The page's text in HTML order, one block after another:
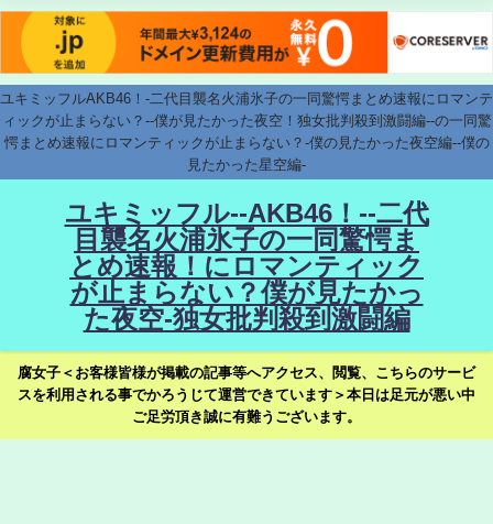
ユキミッフルAKB46！-二代目襲名火浦氷子の一同驚愕まとめ速報にロマンテ
ィックが止まらない？--僕が見たかった夜空！独女批判殺到激闘編--の一同驚
愕まとめ速報にロマンティックが止まらない？-僕の見たかった夜空編--僕の
見たかった星空編-
ユキミッフル--AKB46！--二代
目襲名火浦氷子の一同驚愕ま
とめ速報！にロマンティック
が止まらない？僕が見たかっ
た夜空-独女批判殺到激闘編
腐女子＜お客様皆様が掲載の記事等へアクセス、閲覧、こちらのサービ
スを利用される事でかろうじて運営できています＞本日は足元が悪い中
ご足労頂き誠に有難うございます。